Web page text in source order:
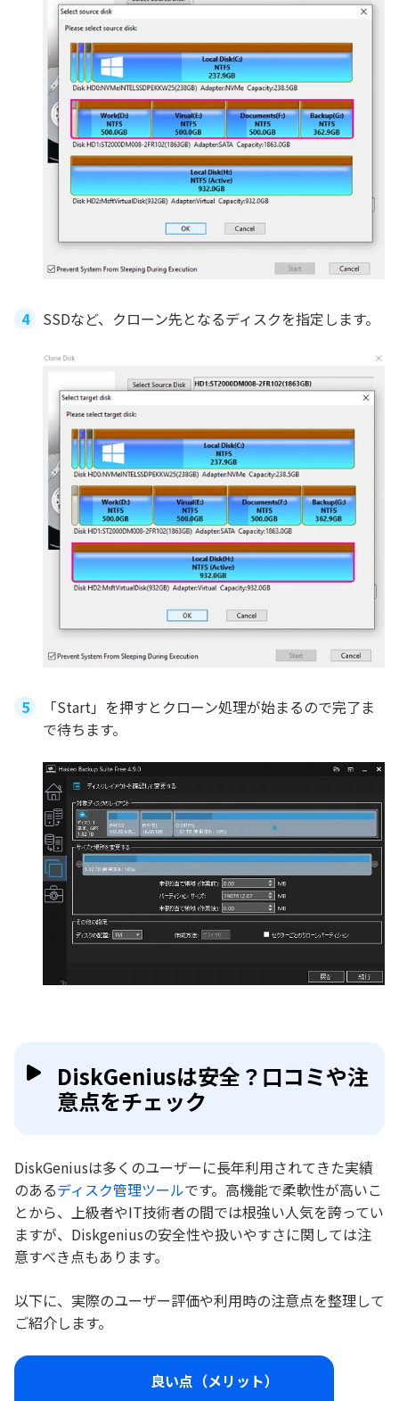
SSDなど、クローン先となるディスクを指定します。
「Start」を押すとクローン処理が始まるので完了ま
で待ちます。
DiskGeniusは安全？口コミや注
意点をチェック
DiskGeniusは多くのユーザーに長年利用されてきた実績
のあるディスク管理ツールです。高機能で柔軟性が高いこ
とから、上級者やIT技術者の間では根強い人気を誇ってい
ますが、Diskgeniusの安全性や扱いやすさに関しては注
意すべき点もあります。
以下に、実際のユーザー評価や利用時の注意点を整理して
ご紹介します。
良い点（メリット）